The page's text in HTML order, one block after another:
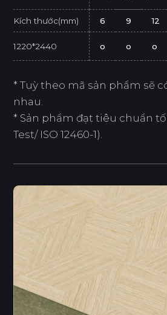
Kích thước(mm) 6 9 12
1220*2440 o o o
* Tuỳ theo mã sản phẩm sẽ
nhau.
* Sản phẩm đạt tiêu chuẩn tối
Test/ ISO 12460-1).